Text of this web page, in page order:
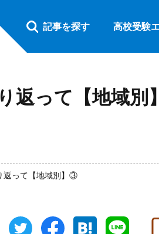
記事を探す 高校受験
返って【地域
返って【地域別】③